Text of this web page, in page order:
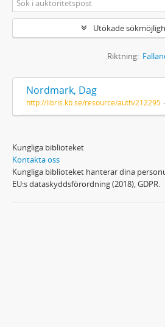
Utökade
Riktning:
Nordmark, Dag
http://libris.kb.se/resource/auth/212295
Kungliga biblioteket
Kontakta oss
Kungliga biblioteket hanterar dina
EU:s dataskyddsförordning (2018), GDPR.